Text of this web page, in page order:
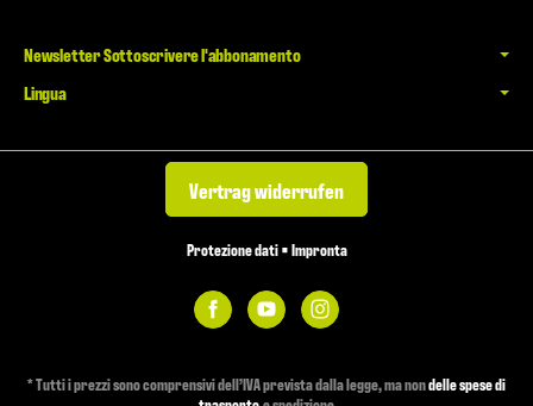
Newsletter Sottoscrivere l'abbonamento
Lingua
Vertrag widerrufen
Protezione dati•Impronta
*Tutti i prezzi sono comprensivi dell’IVA prevista dalla legge, ma nondelle spese di